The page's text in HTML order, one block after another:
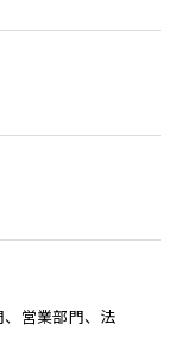
営業部門、法